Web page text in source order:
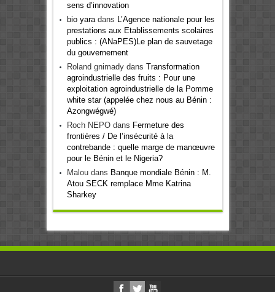
sens d’innovation
bio yaradans L’Agence nationale pour les
prestations aux Etablissements scolaires
publics : (ANaPES)Le plan de sauvetage
du gouvernement
Roland gnimadydans Transformation
agroindustrielle des fruits : Pour une
exploitation agroindustrielle de la Pomme
white star (appelée chez nous au Bénin :
Azongwégwé)
Roch NEPOdans Fermeture des
frontières / De l’insécurité à la
contrebande : quelle marge de manœuvre
pour le Bénin et le Nigeria?
Maloudans Banque mondiale Bénin : M.
Atou SECK remplace Mme Katrina
Sharkey